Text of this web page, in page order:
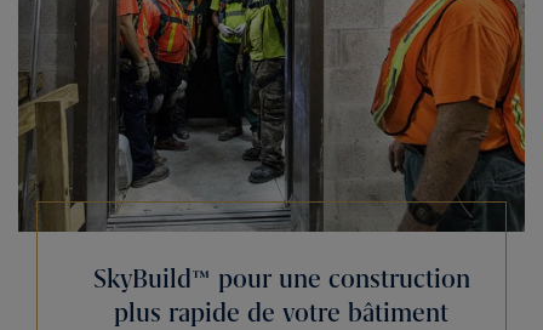
SkyBuild™ pour une construction
plus rapide de votre bâtiment